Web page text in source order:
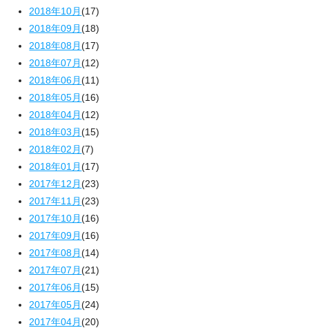
2018年10月(17)
2018年09月(18)
2018年08月(17)
2018年07月(12)
2018年06月(11)
2018年05月(16)
2018年04月(12)
2018年03月(15)
2018年02月(7)
2018年01月(17)
2017年12月(23)
2017年11月(23)
2017年10月(16)
2017年09月(16)
2017年08月(14)
2017年07月(21)
2017年06月(15)
2017年05月(24)
2017年04月(20)